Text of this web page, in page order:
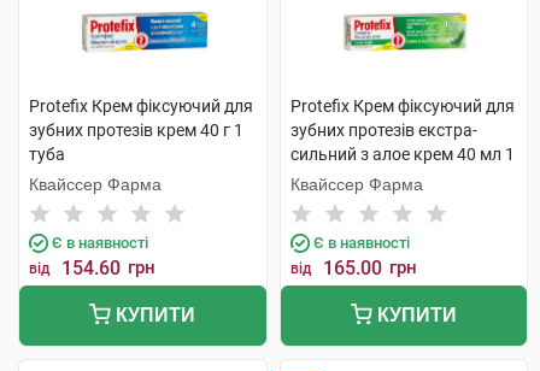
Protefix Крем фіксуючий для
зубних протезів крем 40 г 1
туба
Квайссер Фарма
Є в наявності
від 154.60 грн
КУПИТИ
Protefix Крем фіксуючий для
зубних протезів екстра-
сильний з алое крем 40 мл 1
туба
Квайссер Фарма
Є в наявності
від 165.00 грн
КУПИТИ